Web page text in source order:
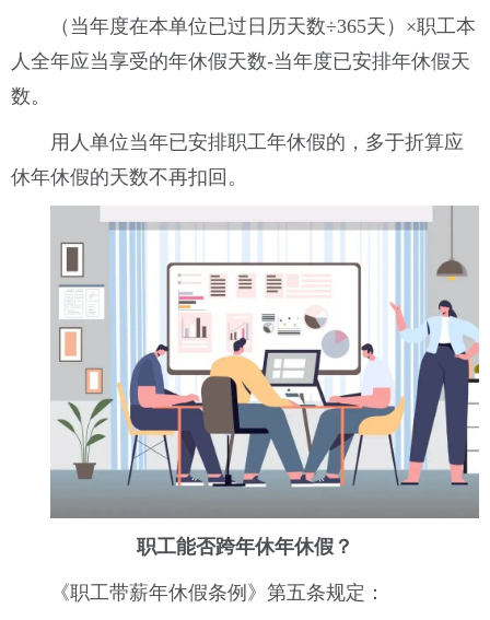
（当年度在本单位已过日历天数÷365天）×职工本
人全年应当享受的年休假天数-当年度已安排年休假天
数。
用人单位当年已安排职工年休假的，多于折算应
休年休假的天数不再扣回。
职工能否跨年休年休假？
《职工带薪年休假条例》 第五条规定：